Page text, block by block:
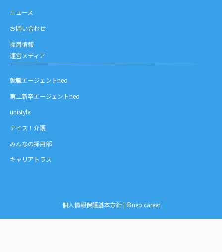
ニュース
お問い合わせ
採用情報
運営メディア
就職エージェントneo
第二新卒エージェントneo
unistyle
ナイス！介護
みんなの採用部
キャリアトラス
個人情報保護基本方針| ©neo career